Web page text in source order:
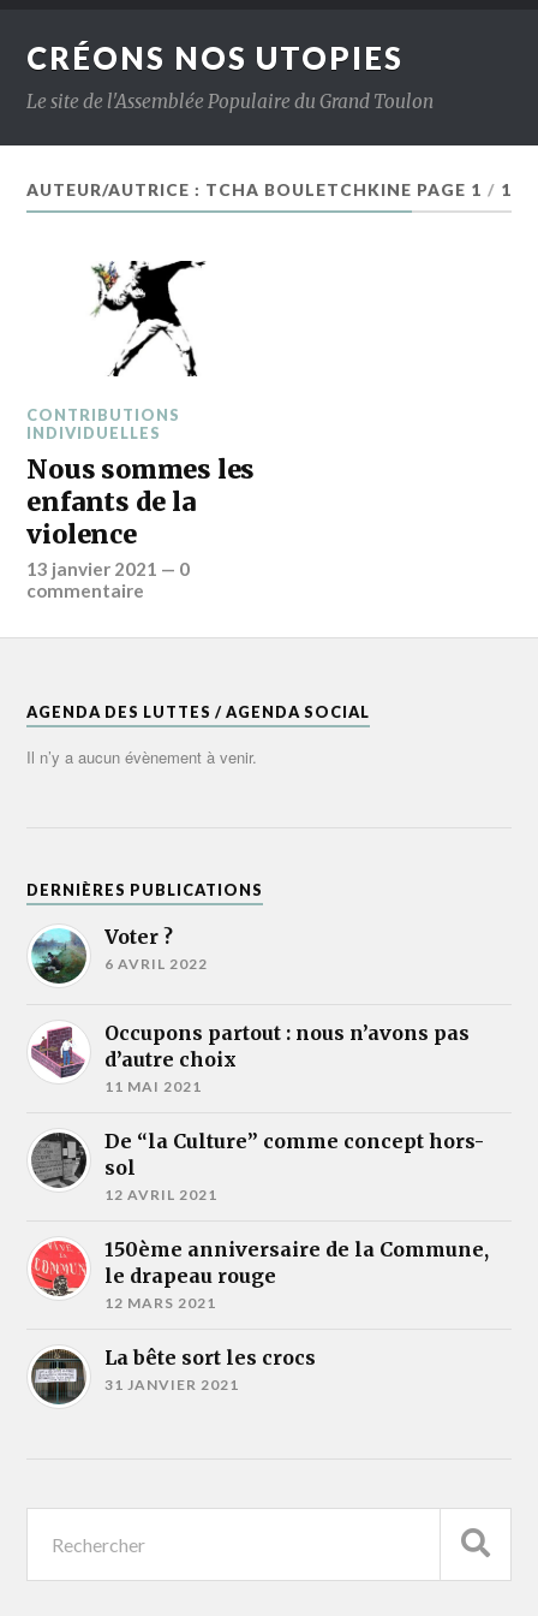
CRÉONS NOS UTOPIES
Le site de l'Assemblée Populaire du Grand Toulon
AUTEUR/AUTRICE : TCHA BOULETCHKINE PAGE 1 / 1
CONTRIBUTIONS
INDIVIDUELLES
Nous sommes les
enfants de la
violence
13 janvier 2021 — 0
commentaire
AGENDA DES LUTTES / AGENDA SOCIAL
Il n’y a aucun évènement à venir.
DERNIÈRES PUBLICATIONS
Voter ?
6 AVRIL 2022
Occupons partout : nous n’avons pas
d’autre choix
11 MAI 2021
De “la Culture” comme concept hors-
sol
12 AVRIL 2021
150ème anniversaire de la Commune,
le drapeau rouge
12 MARS 2021
La bête sort les crocs
31 JANVIER 2021